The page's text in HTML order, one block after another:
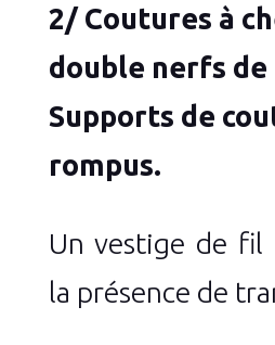
2/ Coutures à
double nerfs de
Supports de
rompus.
Un vestige de fil
la présence de